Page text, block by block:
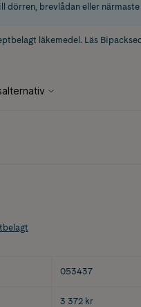
dörren, brevlådan eller
läkemedel. Läs
053437
3 372 kr